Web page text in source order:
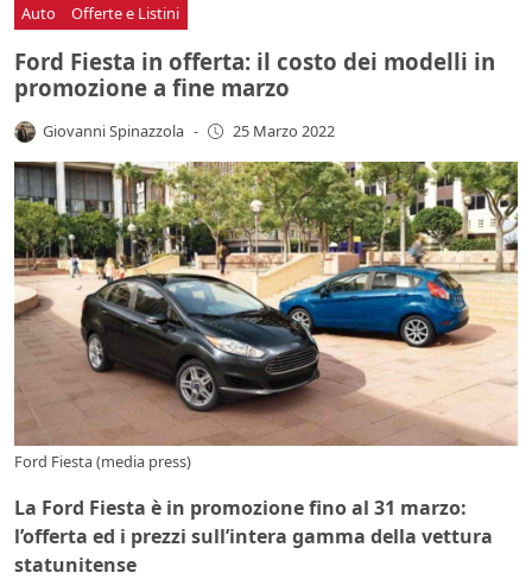
Auto Offerte e Listini
Ford Fiesta in offerta: il costo dei modelli in
promozione a fine marzo
Giovanni Spinazzola - 25 Marzo 2022
Ford Fiesta (media press)
La Ford Fiesta è in promozione fino al 31 marzo:
l’offerta ed i prezzi sull’intera gamma della vettura
statunitense